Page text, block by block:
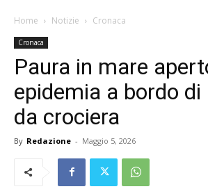
Home Notizie Cronaca
Cronaca
Paura in mare
epidemia a bordo di
da crociera
By Redazione - Maggio 5, 2026